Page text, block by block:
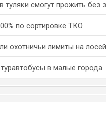
туляки смогут прожить без
по сортировке ТКО
охотничьи лимиты на
в малые города